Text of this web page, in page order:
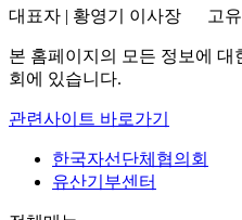
대표자 | 황영기 이사장 고유
본 홈페이지의 모든 정보에 대
회에 있습니다.
관련사이트 바로가기
한국자선단체협의회
유산기부센터